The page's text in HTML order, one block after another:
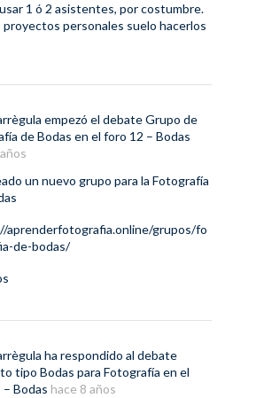
1 ó 2 asistentes, por costumbre.
proyectos personales suelo hacerlos
empezó el debateGrupo de
de Bodas en el foro 12 – Bodas
un nuevo grupo para la Fotografía
aprenderfotografia.online/grupos/fo
de-bodas/
ha respondido al debate
tipo Bodas para Fotografía en el
– Bodas hace 8 años